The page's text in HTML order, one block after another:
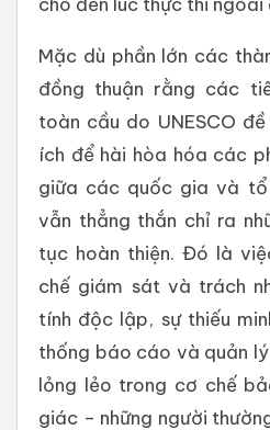
Mặc dù phần lớn các
đồng thuận rằng các
toàn cầu do UNESCO
ích để hài hòa hóa các
giữa các quốc gia và tổ
vẫn thẳng thắn chỉ ra
tục hoàn thiện. Đó là
chế giám sát và trách
tính độc lập, sự thiếu
thống báo cáo và quản
lỏng lẻo trong cơ chế
giác – những người